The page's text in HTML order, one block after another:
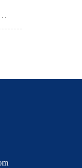
分析柱有哪些应用实例？